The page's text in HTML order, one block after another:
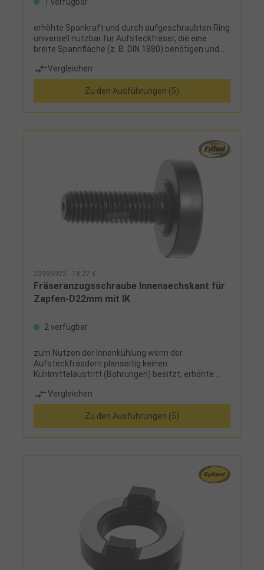
erhöhte Spankraft und durch aufgeschraubten Ring
universell nutzbar für Aufsteckfräser, die eine
breite Spannfläche (z. B. DIN 1880) benötigen und
Innensechskantschraube gespannt werden
müssen
Vergleichen
Zu den Ausführungen (5)
23995922 - 18,27 €
Fräseranzugsschraube Innensechskant für
Zapfen-D22mm mit IK
2 verfügbar
zum Nutzen der Innenkühlung wenn der
Aufsteckfräsdorn planseitig keinen
Kühlmittelaustritt (Bohrungen) besitzt, erhöhte
universell nutzbar für Aufsteckfräser, die eine
breite Spannfläche (z. B. DIN 1880) benötigen und
für Aufsteckfräser, die mit einer
Innensechskantschraube gespannt werden
müssen
Vergleichen
Zu den Ausführungen (5)